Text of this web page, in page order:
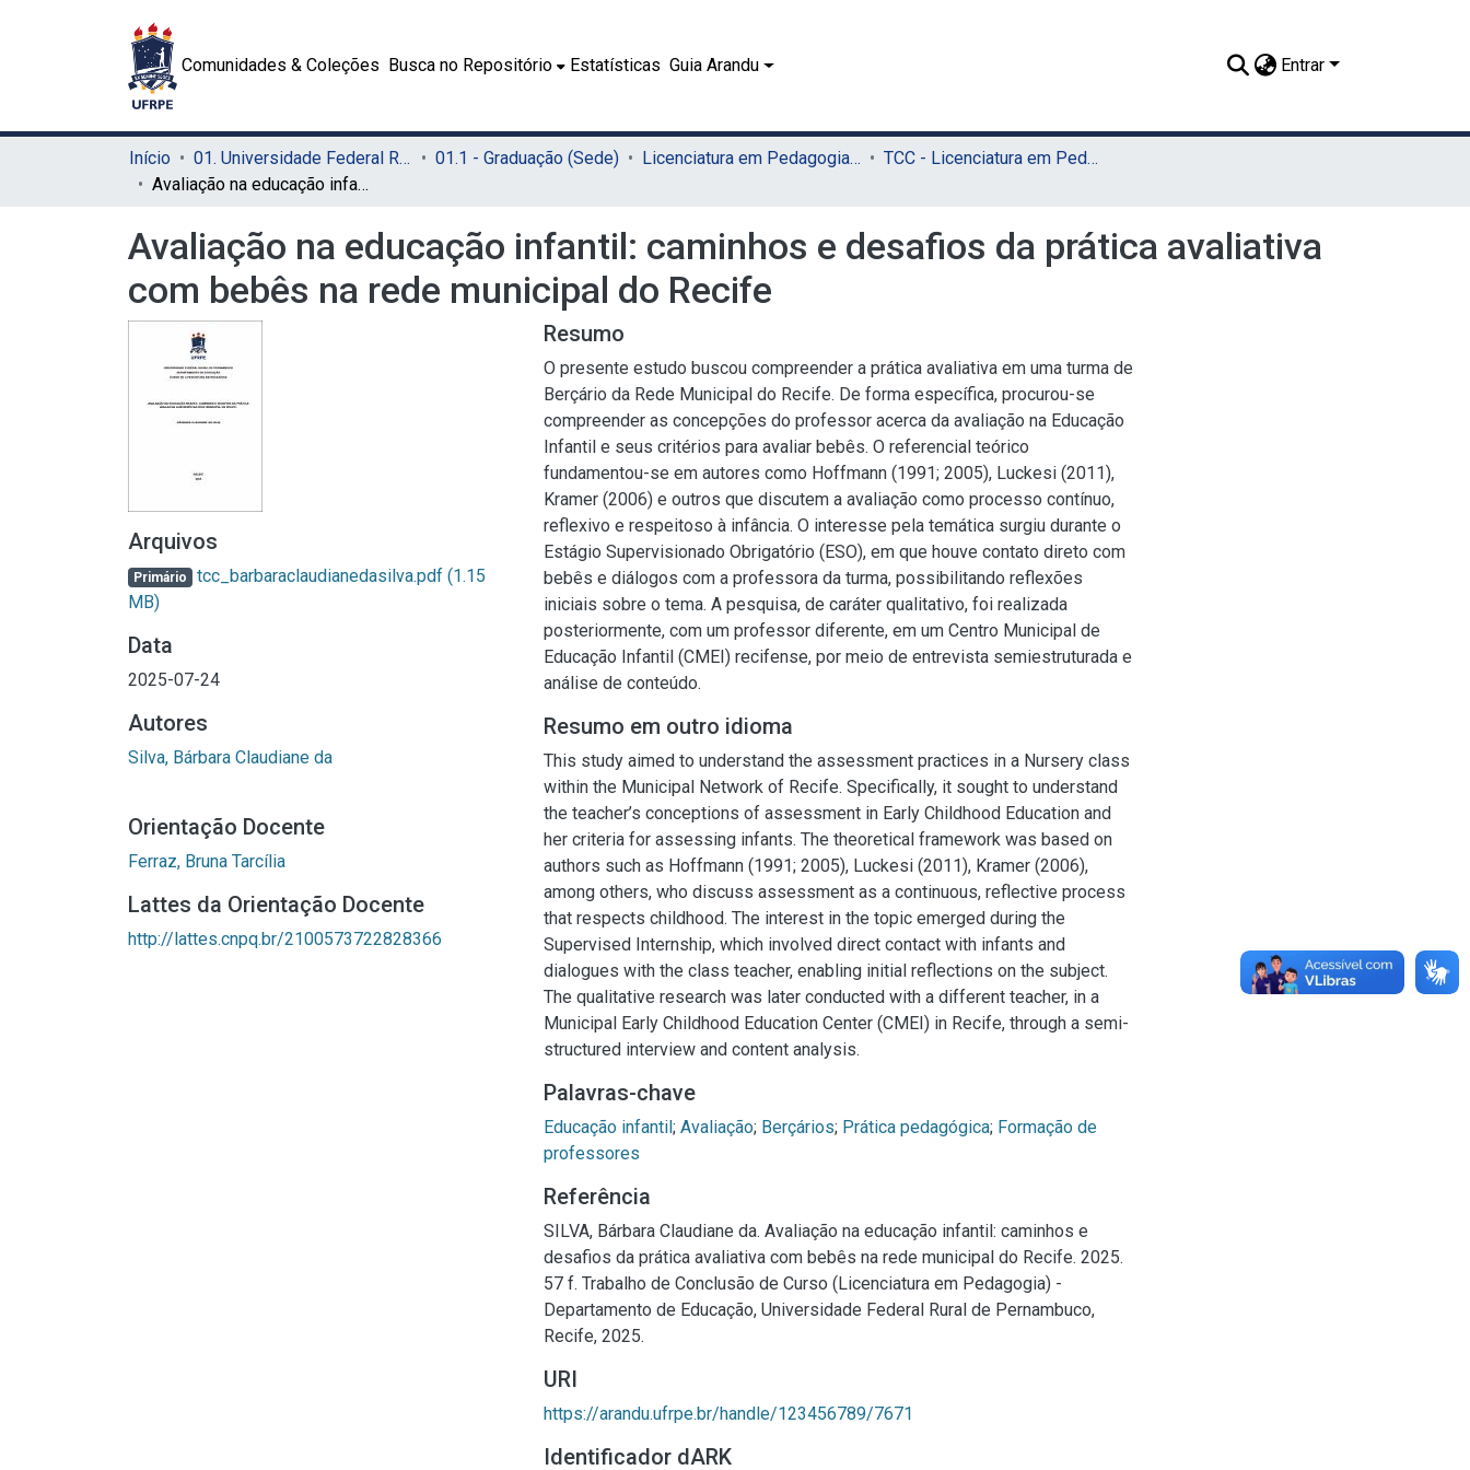
Comunidades & Coleções Busca no Repositório Estatísticas Guia Arandu Entrar
Início 01. Universidade Federal Rural de Pernambuco - UFRPE (Sede) 01.1 - Graduação (Sede) Licenciatura em Pedagogia (Sede)
TCC - Licenciatura em Pedagogia (Sede)
Avaliação na educação infantil: caminhos e desafios da prática avaliativa com bebês na rede municipal do Recife
Avaliação na educação infantil: caminhos e desafios da prática avaliativa
com bebês na rede municipal do Recife
Arquivos
Primário tcc_barbaraclaudianedasilva.pdf (1.15
MB)
Data
2025-07-24
Autores
Silva, Bárbara Claudiane da
Orientação Docente
Ferraz, Bruna Tarcília
Lattes da Orientação Docente
http://lattes.cnpq.br/2100573722828366
Resumo
O presente estudo buscou compreender a prática avaliativa em uma turma de
Berçário da Rede Municipal do Recife. De forma específica, procurou-se
compreender as concepções do professor acerca da avaliação na Educação
Infantil e seus critérios para avaliar bebês. O referencial teórico
fundamentou-se em autores como Hoffmann (1991; 2005), Luckesi (2011),
Kramer (2006) e outros que discutem a avaliação como processo contínuo,
reflexivo e respeitoso à infância. O interesse pela temática surgiu durante o
Estágio Supervisionado Obrigatório (ESO), em que houve contato direto com
bebês e diálogos com a professora da turma, possibilitando reflexões
iniciais sobre o tema. A pesquisa, de caráter qualitativo, foi realizada
posteriormente, com um professor diferente, em um Centro Municipal de
Educação Infantil (CMEI) recifense, por meio de entrevista semiestruturada e
análise de conteúdo.
Resumo em outro idioma
This study aimed to understand the assessment practices in a Nursery class
within the Municipal Network of Recife. Specifically, it sought to understand
the teacher’s conceptions of assessment in Early Childhood Education and
her criteria for assessing infants. The theoretical framework was based on
authors such as Hoffmann (1991; 2005), Luckesi (2011), Kramer (2006),
among others, who discuss assessment as a continuous, reflective process
that respects childhood. The interest in the topic emerged during the
Supervised Internship, which involved direct contact with infants and
dialogues with the class teacher, enabling initial reflections on the subject.
The qualitative research was later conducted with a different teacher, in a
Municipal Early Childhood Education Center (CMEI) in Recife, through a semi-
structured interview and content analysis.
Palavras-chave
Educação infantil; Avaliação; Berçários; Prática pedagógica; Formação de
professores
Referência
SILVA, Bárbara Claudiane da. Avaliação na educação infantil: caminhos e
desafios da prática avaliativa com bebês na rede municipal do Recife. 2025.
57 f. Trabalho de Conclusão de Curso (Licenciatura em Pedagogia) -
Departamento de Educação, Universidade Federal Rural de Pernambuco,
Recife, 2025.
URI
https://arandu.ufrpe.br/handle/123456789/7671
Identificador dARK